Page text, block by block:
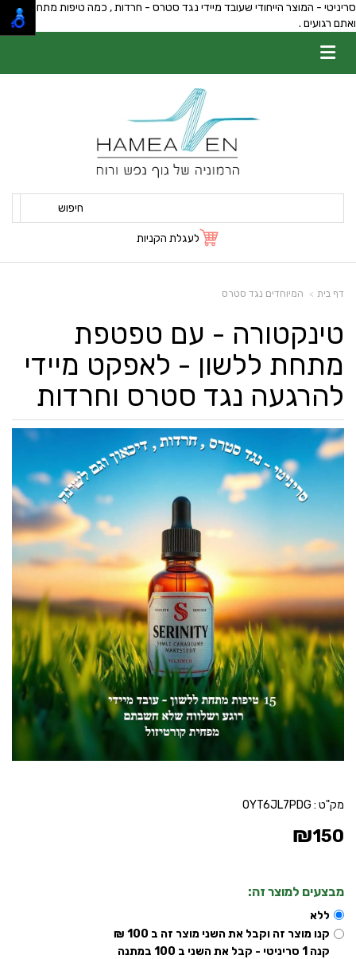
סריניטי - המוצר הייחודי שעובד מיידי נגד סטרס - חרדות , כמה טיפות מתחת ללשון
ואתם רגועים .
חיפוש
לעגלת הקניות
דף בית המיוחדים נגד סטרס
טינקטורה - עם טפטפת
מתחת ללשון - לאפקט מיידי
להרגעה נגד סטרס וחרדות
מק"ט : 0YT6JL7PDG
₪150
מבצעים למוצר זה:
ללא
קנו מוצר זה וקבל את השני מוצר זה ב 100 ₪
קנה 1 סריניטי - קבל את השני ב 100 במתנה